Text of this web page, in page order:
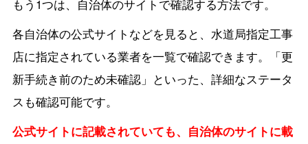
もう1つは、自治体のサイトで確認する方法です。
各自治体の公式サイトなどを見ると、水道局指定工事
店に指定されている業者を一覧で確認できます。「更
新手続き前のため未確認」といった、詳細なステータ
スも確認可能です。
公式サイトに記載されていても、自治体のサイトに載